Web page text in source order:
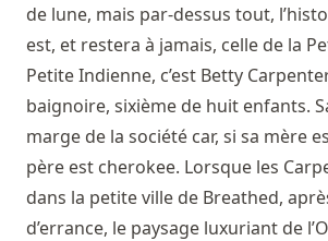
de lune, mais par-dessus tout,
est, et restera à jamais, celle de la
Petite Indienne, c’est Betty
baignoire, sixième de huit enfants.
marge de la société car, si sa mère
père est cherokee. Lorsque les
dans la petite ville de Breathed,
d’errance, le paysage luxuriant de